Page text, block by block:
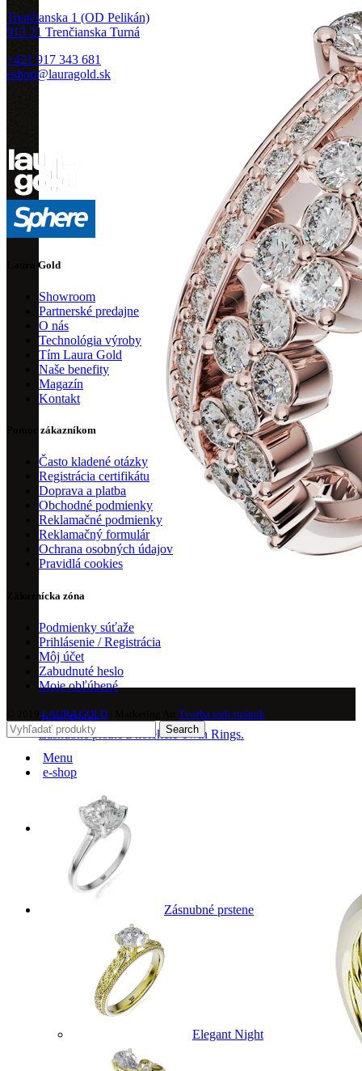
Twin Rings
Zásnubné prstne z kolekcie Twin Rings.
Svadobné obrúčky
Trenčianska 1 (OD Pelikán)
913 21 Trenčianska Turná
+421 917 343 681
eshop@lauragold.sk
Laura Gold
Showroom
Partnerské predajne
O nás
Technológia výroby
Tím Laura Gold
Naše benefity
Magazín
Kontakt
Pomoc zákazníkom
Často kladené otázky
Registrácia certifikátu
Doprava a platba
Obchodné podmienky
Reklamačné podmienky
Reklamačný formulár
Ochrana osobných údajov
Pravidlá cookies
Zákaznícka zóna
Podmienky súťaže
Prihlásenie / Registrácia
Môj účet
Zabudnuté heslo
Moje obľúbené
© 2019LAURA GOLD
Tvorba web stránok
Search
Menu
e-shop
Zásnubné prstene
Elegant Night